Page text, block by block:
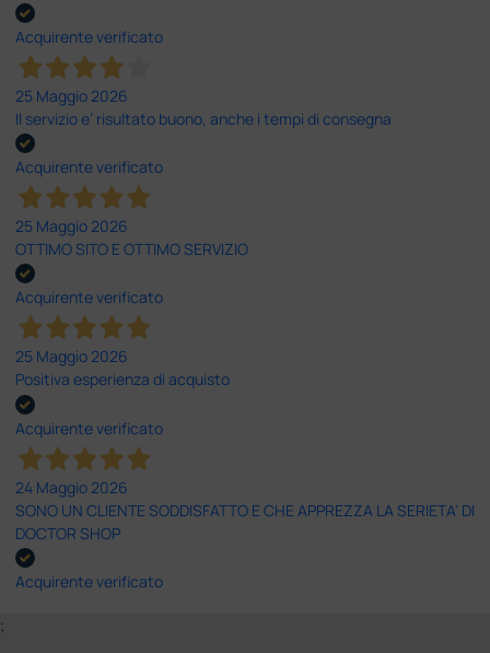
Acquirente verificato
25 Maggio 2026
Il servizio e’ risultato buono, anche i tempi di consegna
Acquirente verificato
25 Maggio 2026
OTTIMO SITO E OTTIMO SERVIZIO
Acquirente verificato
25 Maggio 2026
Positiva esperienza di acquisto
Acquirente verificato
24 Maggio 2026
SONO UN CLIENTE SODDISFATTO E CHE APPREZZA LA SERIETA' DI
DOCTOR SHOP
Acquirente verificato
;